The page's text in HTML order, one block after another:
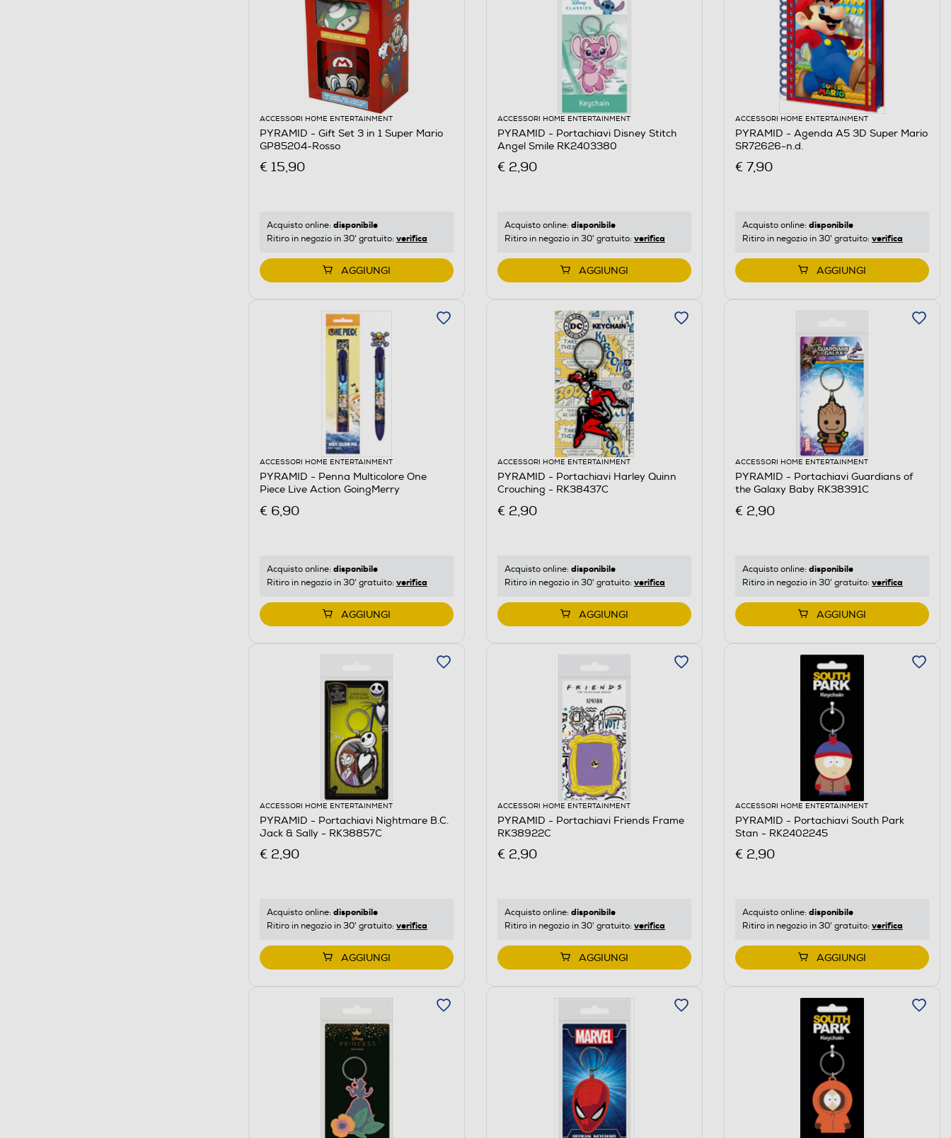
ACCESSORI HOME ENTERTAINMENT
PYRAMID - Gift Set 3 in 1 Super Mario
GP85204-Rosso
€ 15,90
Acquisto online: disponibile
Ritiro in negozio in 30' gratuito: verifica
AGGIUNGI
ACCESSORI HOME ENTERTAINMENT
PYRAMID - Portachiavi Disney Stitch
Angel Smile RK2403380
€ 2,90
Acquisto online: disponibile
Ritiro in negozio in 30' gratuito: verifica
AGGIUNGI
ACCESSORI HOME ENTERTAINMENT
PYRAMID - Agenda A5 3D Super Mario
SR72626-n.d.
€ 7,90
Acquisto online: disponibile
Ritiro in negozio in 30' gratuito: verifica
AGGIUNGI
ACCESSORI HOME ENTERTAINMENT
PYRAMID - Penna Multicolore One
Piece Live Action GoingMerry
€ 6,90
Acquisto online: disponibile
Ritiro in negozio in 30' gratuito: verifica
AGGIUNGI
ACCESSORI HOME ENTERTAINMENT
PYRAMID - Portachiavi Harley Quinn
Crouching - RK38437C
€ 2,90
Acquisto online: disponibile
Ritiro in negozio in 30' gratuito: verifica
AGGIUNGI
ACCESSORI HOME ENTERTAINMENT
PYRAMID - Portachiavi Guardians of
the Galaxy Baby RK38391C
€ 2,90
Acquisto online: disponibile
Ritiro in negozio in 30' gratuito: verifica
AGGIUNGI
ACCESSORI HOME ENTERTAINMENT
PYRAMID - Portachiavi Nightmare B.C.
Jack & Sally - RK38857C
€ 2,90
Acquisto online: disponibile
Ritiro in negozio in 30' gratuito: verifica
AGGIUNGI
ACCESSORI HOME ENTERTAINMENT
PYRAMID - Portachiavi Friends Frame
RK38922C
€ 2,90
Acquisto online: disponibile
Ritiro in negozio in 30' gratuito: verifica
AGGIUNGI
ACCESSORI HOME ENTERTAINMENT
PYRAMID - Portachiavi South Park
Stan - RK2402245
€ 2,90
Acquisto online: disponibile
Ritiro in negozio in 30' gratuito: verifica
AGGIUNGI